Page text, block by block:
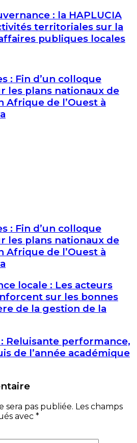
: la HAPLUCIA
territoriales sur la
publiques locales
: Fin d’un colloque
les plans nationaux de
de l’Ouest à
: Fin d’un colloque
les plans nationaux de
de l’Ouest à
locale : Les acteurs
sur les bonnes
de la gestion de la
Reluisante performance,
de l’année académique
sera pas publiée. Les champs
avec *